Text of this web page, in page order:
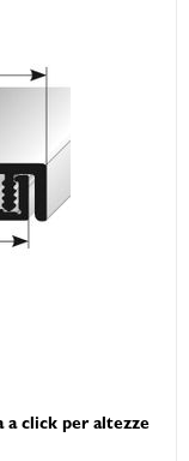
a click per altezze